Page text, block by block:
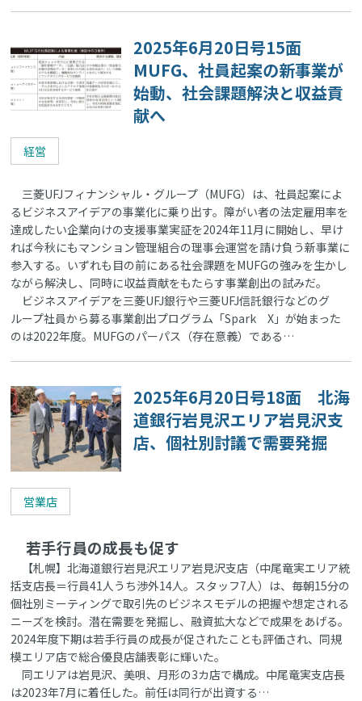
2025年6月20日号15面
MUFG、社員起案の新事業が
始動、社会課題解決と収益貢
献へ
経営
三菱UFJフィナンシャル・グループ（MUFG）は、社員起案によ
るビジネスアイデアの事業化に乗り出す。障がい者の法定雇用率を
達成したい企業向けの支援事業実証を2024年11月に開始し、早け
れば今秋にもマンション管理組合の理事会運営を請け負う新事業に
参入する。いずれも目の前にある社会課題をMUFGの強みを生かし
ながら解決し、同時に収益貢献をもたらす事業創出の試みだ。
ビジネスアイデアを三菱UFJ銀行や三菱UFJ信託銀行などのグ
ループ社員から募る事業創出プログラム「Spark X」が始まった
のは2022年度。MUFGのパーパス（存在意義）である…
2025年6月20日号18面 北海
道銀行岩見沢エリア岩見沢支
店、個社別討議で需要発掘
営業店
若手行員の成長も促す
【札幌】北海道銀行岩見沢エリア岩見沢支店（中尾竜実エリア統
括支店長＝行員41人うち渉外14人。スタッフ7人）は、毎朝15分の
個社別ミーティングで取引先のビジネスモデルの把握や想定される
ニーズを検討。潜在需要を発掘し、融資拡大などで成果をあげる。
2024年度下期は若手行員の成長が促されたことも評価され、同規
模エリア店で総合優良店舗表彰に輝いた。
同エリアは岩見沢、美唄、月形の3カ店で構成。中尾竜実支店長
は2023年7月に着任した。前任は同行が出資する…